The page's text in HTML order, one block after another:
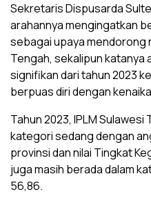
Sekretaris Dispusarda
arahannya mengingatkan
sebagai upaya mendorong
Tengah, sekalipun katanya
signifikan dari tahun 2023
berpuas diri dengan
Tahun 2023, IPLM
kategori sedang dengan
provinsi dan nilai Tingkat
juga masih berada dalam
56,86.